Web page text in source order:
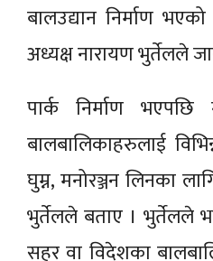
बालउद्यान निर्माण
अध्यक्ष नारायण भुर्तेलले
पार्क निर्माण भएपछि
बालबालिकाहरुलाई
घुम्न, मनोरञ्जन लिनका
भुर्तेलले बताए । भुर्तेलले
सहर वा विदेशका